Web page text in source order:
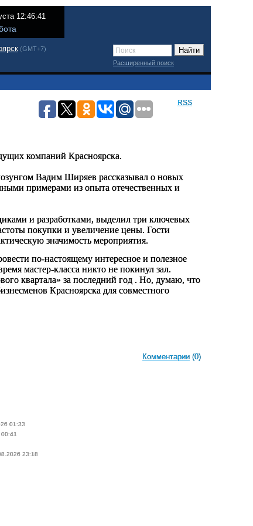
12:46:41
(GMT+7)
Расширенный поиск
RSS
компаний Красноярска.
Вадим Ширяев рассказывал о новых
примерами из опыта отечественных и
и разработками, выделил три ключевых
покупки и увеличение цены. Гости
значимость мероприятия.
по-настоящему интересное и полезное
мастер-класса никто не покинул зал.
квартала» за последний год . Но, думаю, что
Красноярска для совместного
Комментарии (0)
01:33
23:18